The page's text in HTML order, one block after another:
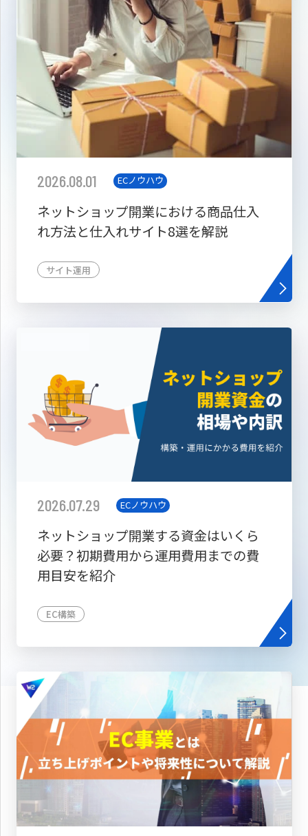
2026.08.01 ECノウハウ
ネットショップ開業における商品仕入
れ方法と仕入れサイト8選を解説
サイト運用
2026.07.29 ECノウハウ
ネットショップ開業する資金はいくら
必要？初期費用から運用費用までの費
用目安を紹介
EC構築